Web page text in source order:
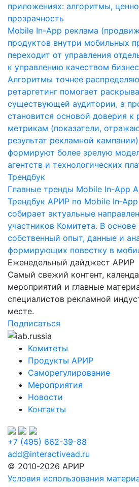
приложениях: алгоритмы,
прозрачность
Mobile In-App реклама
продуктов внутри мобильных
переходит от управления
к управлению качеством
Алгоритмы точнее
ретаргетинг помогает
существующей аудитории, а
становится основой доверия к
метрикам (показатели,
результат рекламной
формируют более зрелую
агентств и технологических
Трендбук
Главные тренды Mobile In-App
Трендбук АРИР по Mobile
собирает актуальные
участников Комитета. В
собственный опыт, данные и
формирующих повестку в
Еженедельный дайджест АРИР
Самый свежий контент,
мероприятий и главные
специалистов рекламной
месте.
Подписаться
Комитеты
Продукты АРИР
Саморегулирование
Мероприятия
Новости
Контакты
+7 (495) 662-39-88
add@interactivead.ru
© 2010-2026 АРИР
Условия использования